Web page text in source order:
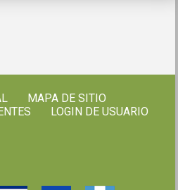
MAPA DE SITIO
LOGIN DE USUARIO